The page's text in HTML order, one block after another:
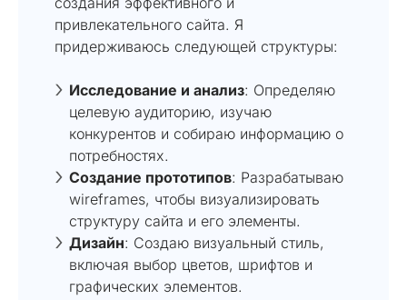
привлекательного сайта. Я
придерживаюсь следующей структуры:
Исследование и анализ: Определяю
целевую аудиторию, изучаю
конкурентов и собираю информацию о
потребностях.
Создание прототипов: Разрабатываю
wireframes, чтобы визуализировать
структуру сайта и его элементы.
Дизайн: Создаю визуальный стиль,
включая выбор цветов, шрифтов и
графических элементов.